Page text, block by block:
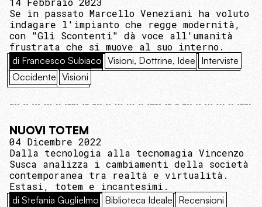
Se in passato Marcello Veneziani ha voluto
indagare l'impianto che regge modernità,
con "Gli Scontenti" dà voce all'umanità
frustrata che si muove al suo interno.
di Francesco Subiaco Visioni, Dottrine, Idee Interviste
Occidente Visioni
NUOVI TOTEM
04 Dicembre 2022
Dalla tecnologia alla tecnomagia Vincenzo
Susca analizza i cambiamenti della società
contemporanea tra realtà e virtualità.
Estasi, totem e incantesimi.
di Stefania Guglielmo Biblioteca Ideale Recensioni